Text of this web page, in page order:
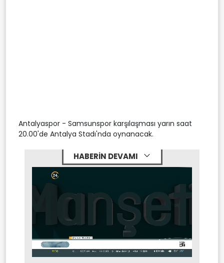
Antalyaspor - Samsunspor karşılaşması yarın saat
20.00'de Antalya Stadı'nda oynanacak.
HABERİN DEVAMI
Mute Stream